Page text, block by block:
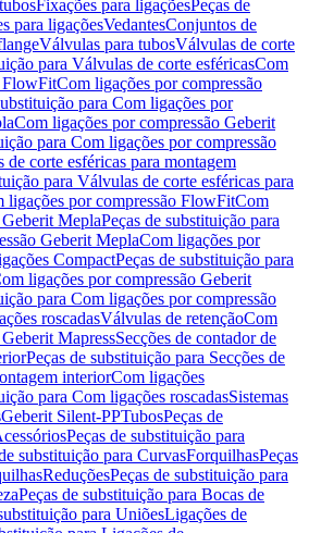
Fixações para ligaçõesPeças de
para ligaçõesVedantesConjuntos de
Válvulas para tubosVálvulas de corte
para Válvulas de corte esféricasCom
FlowFitCom ligações por compressão
para Com ligações por
Com ligações por compressão Geberit
para Com ligações por compressão
de corte esféricas para montagem
para Válvulas de corte esféricas para
ligações por compressão FlowFitCom
MeplaPeças de substituição para
Geberit MeplaCom ligações por
CompactPeças de substituição para
ligações por compressão Geberit
para Com ligações por compressão
roscadasVálvulas de retençãoCom
MapressSecções de contador de
Peças de substituição para Secções de
interiorCom ligações
para Com ligações roscadasSistemas
Geberit Silent-PPTubosPeças de
Peças de substituição para
substituição para CurvasForquilhasPeças
ReduçõesPeças de substituição para
Peças de substituição para Bocas de
para UniõesLigações de